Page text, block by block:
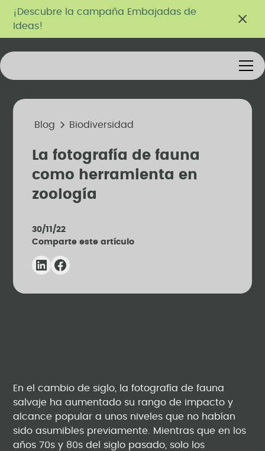
¡Descubre la campaña Embajadas de
Ideas!
Blog Biodiversidad
La fotografía de fauna
como herramienta en
zoología
30/11/22
Comparte este artículo
En el cambio de siglo, la fotografía de fauna
salvaje ha aumentado su rango de impacto y
alcance popular a unos niveles que no habían
sido asumibles previamente. Mientras que en los
años 70s y 80s del siglo pasado, solo los